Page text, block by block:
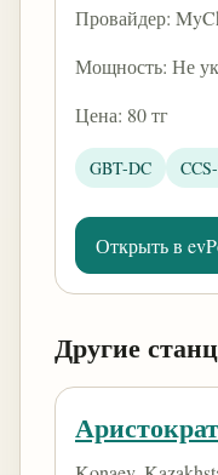
Провайдер:
Мощность: Не
Цена: 80 тг
GBT-DC
Открыть в
Другие